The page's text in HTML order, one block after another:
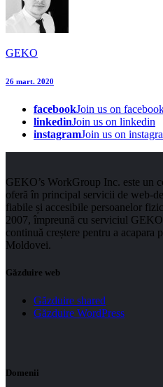
GEKO
26 mart. 2020
facebookJoin us on
linkedinJoin us on linkedin
instagramJoin us on
GEKO’s WorkGroup Inc. este un
oferă în principal servicii de web-
fiabile și accesibile persoanelor
2007, împreună cu serviciul
continuă creștere pentru a acapara
Moldovei.
Găzduire web
Găzduire shared
Găzduire WordPress
Domenii